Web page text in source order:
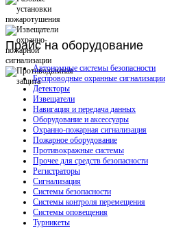
Прайсна оборудование
Автономные системы безопасности
Беспроводные охранные сигнализации
Детекторы
Извещатели
Навигация и передача данных
Оборудование и аксессуары
Охранно-пожарная сигнализация
Пожарное оборудование
Противокражные системы
Прочее для средств безопасности
Регистраторы
Сигнализация
Системы безопасности
Системы контроля перемещения
Системы оповещения
Турникеты